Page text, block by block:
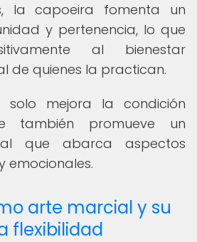
la capoeira fomenta un
y pertenencia, lo que
al bienestar
de quienes la practican.
mejora la condición
también promueve un
que abarca aspectos
emocionales.
arte marcial y su
flexibilidad